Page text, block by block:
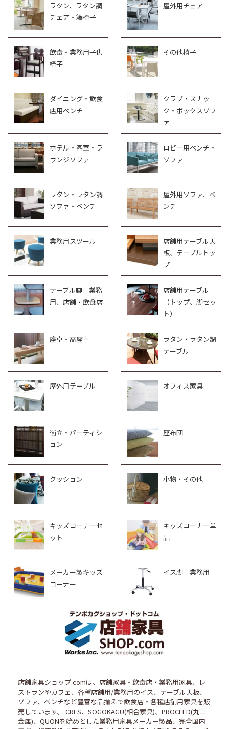
ラタン、ラタン調
チェア・籐椅子
屋外用チェア
飲食・業務用子供
椅子
その他椅子
ダイニング・飲食
店用ベンチ
クラブ・スナッ
ク・ボックスソフ
ァ
ホテル・客室・ラ
ウンジソファ
ロビー用ベンチ・
ソファ
ラタン・ラタン調
ソファ・ベンチ
屋外用ソファ、ベ
ンチ
業務用スツール
店舗用テーブル天
板、テーブルトッ
プ
テーブル脚 業務
用、店舗・飲食店
店舗用テーブル
（トップ、脚セッ
ト）
座卓・高座卓
ラタン・ラタン調
テーブル
屋外用テーブル オフィス家具
衝立・パーティシ
ョン
座布団
クッション 小物・その他
キッズコーナーセ
ット
キッズコーナー単
品
メーカー製キッズ
コーナー
イス脚 業務用
店舗家具ショップ.comは、店舗家具・飲食店・業務用家具、レ
ストランやカフェ、各種店舗用/業務用のイス、テーブル天板、
ソファ、ベンチなど豊富な品揃えで飲食店・各種店舗用家具を販
売しています。 CRES、SOGOKAGU(相合家具)、PROCEED(丸二
金属)、QUONを始めとした業務用家具メーカー製品、完全国内